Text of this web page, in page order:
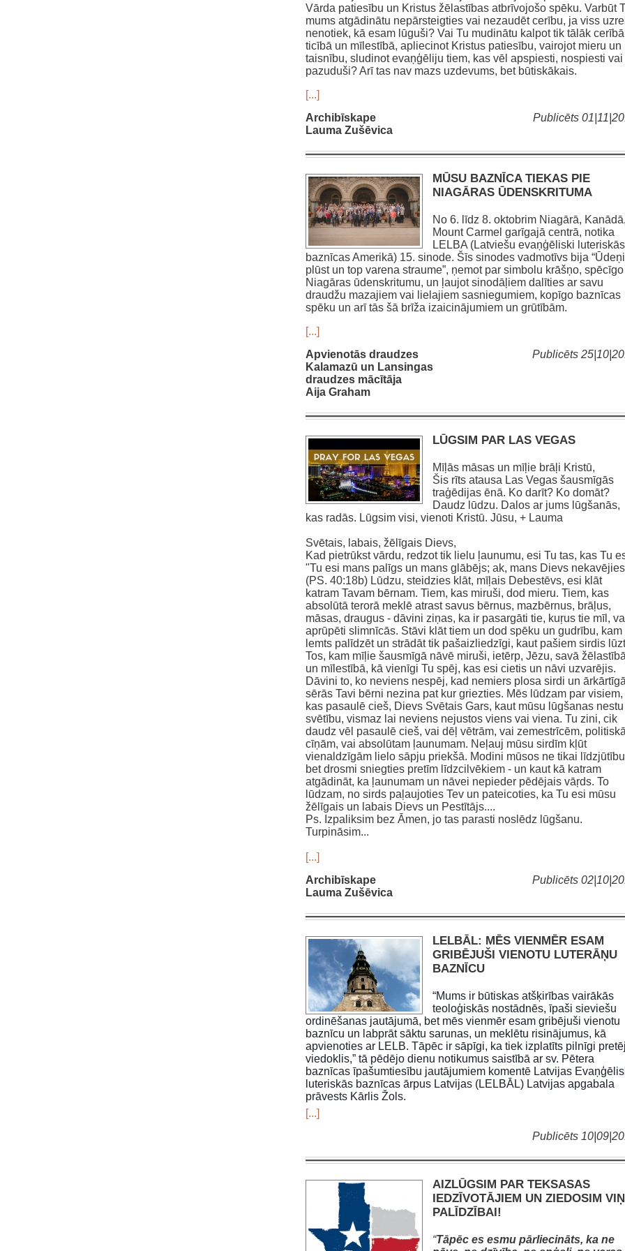
Vārda patiesību un Kristus žēlastības atbrīvojošo spēku. Varbūt
mums atgādinātu nepārsteigties vai nezaudēt cerību, ja viss
nenotiek, kā esam lūguši? Vai Tu mudinātu kalpot tik tālāk
ticībā un mīlestībā, apliecinot Kristus patiesību, vairojot mieru un
taisnību, sludinot evaņģēliju tiem, kas vēl apspiesti, nospiesti vai
pazuduši? Arī tas nav mazs uzdevums, bet būtiskākais.
[...]
Publicēts
Archibīskape
Lauma Zušēvica
MŪSU BAZNĪCA TIEKAS PIE
NIAGĀRAS ŪDENSKRITUMA
No 6. līdz 8. oktobrim Niagārā, Kanādā,
Mount Carmel garīgajā centrā, notika
LELBA (Latviešu evaņģēliski luteriskās
baznīcas Amerikā) 15. sinode. Šīs sinodes vadmotīvs bija “Ūdeņi
plūst un top varena straume”, ņemot par simbolu krāšņo, spēcīgo
Niagāras ūdenskritumu, un ļaujot sinodāļiem dalīties ar savu
draudžu mazajiem vai lielajiem sasniegumiem, kopīgo baznīcas
spēku un arī tās šā brīža izaicinājumiem un grūtībām.
[...]
Publicēts
Apvienotās draudzes
Kalamazū un Lansingas
draudzes mācītāja
Aija Graham
LŪGSIM PAR LAS VEGAS
Mīļās māsas un mīļie brāļi Kristū,
Šis rīts atausa Las Vegas šausmīgās
traģēdijas ēnā. Ko darīt? Ko domāt?
Daudz lūdzu. Dalos ar jums lūgšanās,
kas radās. Lūgsim visi, vienoti Kristū. Jūsu, + Lauma
Svētais, labais, žēlīgais Dievs,
Kad pietrūkst vārdu, redzot tik lielu ļaunumu, esi Tu tas, kas Tu
"Tu esi mans palīgs un mans glābējs; ak, mans Dievs
(PS. 40:18b) Lūdzu, steidzies klāt, mīļais Debestēvs, esi klāt
katram Tavam bērnam. Tiem, kas miruši, dod mieru. Tiem, kas
absolūtā terorā meklē atrast savus bērnus, mazbērnus, brāļus,
māsas, draugus - dāvini ziņas, ka ir pasargāti tie, kuŗus tie mīl,
aprūpēti slimnīcās. Stāvi klāt tiem un dod spēku un gudrību, kam
lemts palīdzēt un strādāt tik pašaizliedzīgi, kaut pašiem sirdis
Tos, kam mīļie šausmīgā nāvē miruši, ietērp, Jēzu, savā žēlastībā
un mīlestībā, kā vienīgi Tu spēj, kas esi cietis un nāvi uzvarējis.
Dāvini to, ko neviens nespēj, kad nemiers plosa sirdi un
sērās Tavi bērni nezina pat kur griezties. Mēs lūdzam par visiem,
kas pasaulē cieš, Dievs Svētais Gars, kaut mūsu lūgšanas nestu
svētību, vismaz lai neviens nejustos viens vai viena. Tu zini, cik
daudz vēl pasaulē cieš, vai dēļ vētrām, vai zemestrīcēm,
cīņām, vai absolūtam ļaunumam. Neļauj mūsu sirdīm kļūt
vienaldzīgām lielo sāpju priekšā. Modini mūsos ne tikai
bet drosmi sniegties pretīm līdzcilvēkiem - un kaut kā katram
atgādināt, ka ļaunumam un nāvei nepieder pēdējais vāŗds. To
lūdzam, no sirds paļaujoties Tev un pateicoties, ka Tu esi mūsu
žēlīgais un labais Dievs un Pestītājs....
Ps. Izpaliksim bez Āmen, jo tas parasti noslēdz lūgšanu.
Turpināsim...
[...]
Publicēts
Archibīskape
Lauma Zušēvica
LELBĀL: MĒS VIENMĒR ESAM
GRIBĒJUŠI VIENOTU LUTERĀŅU
BAZNĪCU
“Mums ir būtiskas atšķirības vairākās
teoloģiskās nostādnēs, īpaši sieviešu
ordinēšanas jautājumā, bet mēs vienmēr esam gribējuši vienotu
baznīcu un labprāt sāktu sarunas, un meklētu risinājumus, kā
apvienoties ar LELB. Tāpēc ir sāpīgi, ka tiek izplatīts pilnīgi
viedoklis,” tā pēdējo dienu notikumus saistībā ar sv. Pētera
baznīcas īpašumtiesību jautājumiem komentē Latvijas
luteriskās baznīcas ārpus Latvijas (LELBĀL) Latvijas apgabala
prāvests Kārlis Žols.
[...]
Publicēts
AIZLŪGSIM PAR TEKSASAS
IEDZĪVOTĀJIEM UN ZIEDOSIM
PALĪDZĪBAI!
“Tāpēc es esmu pārliecināts, ka ne